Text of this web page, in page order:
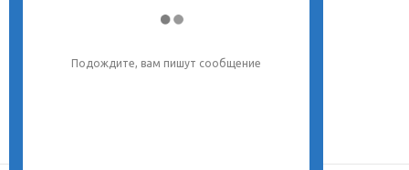
Подождите, вам пишут сообщение